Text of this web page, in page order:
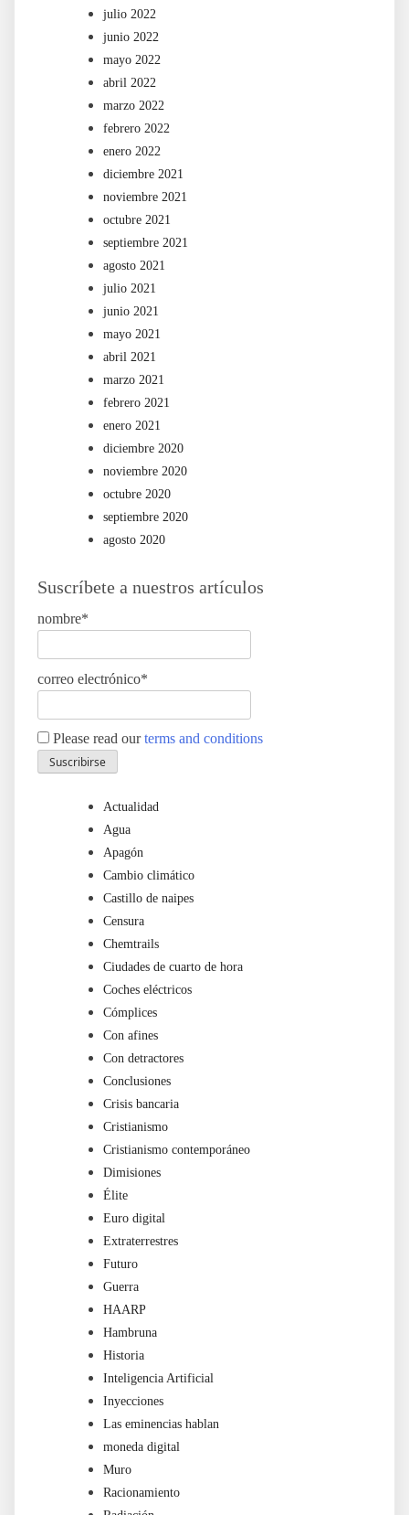
julio 2022
junio 2022
mayo 2022
abril 2022
marzo 2022
febrero 2022
enero 2022
diciembre 2021
noviembre 2021
octubre 2021
septiembre 2021
agosto 2021
julio 2021
junio 2021
mayo 2021
abril 2021
marzo 2021
febrero 2021
enero 2021
diciembre 2020
noviembre 2020
octubre 2020
septiembre 2020
agosto 2020
Suscríbete a nuestros artículos
nombre*
correo electrónico*
Please read ourterms and conditions
Actualidad
Agua
Apagón
Cambio climático
Castillo de naipes
Censura
Chemtrails
Ciudades de cuarto de hora
Coches eléctricos
Cómplices
Con afines
Con detractores
Conclusiones
Crisis bancaria
Cristianismo
Cristianismo contemporáneo
Dimisiones
Élite
Euro digital
Extraterrestres
Futuro
Guerra
HAARP
Hambruna
Historia
Inteligencia Artificial
Inyecciones
Las eminencias hablan
moneda digital
Muro
Racionamiento